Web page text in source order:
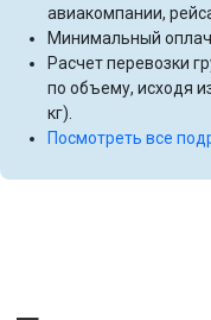
авиакомпании,
Минимальный
Расчет перевозки
по объему, исходя
кг).
Посмотреть все